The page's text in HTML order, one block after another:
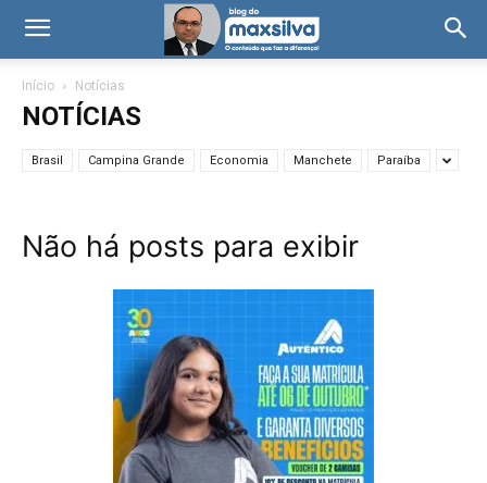
Início Notícias
NOTÍCIAS
Brasil Campina Grande Economia Manchete Paraíba
Não há posts para exibir